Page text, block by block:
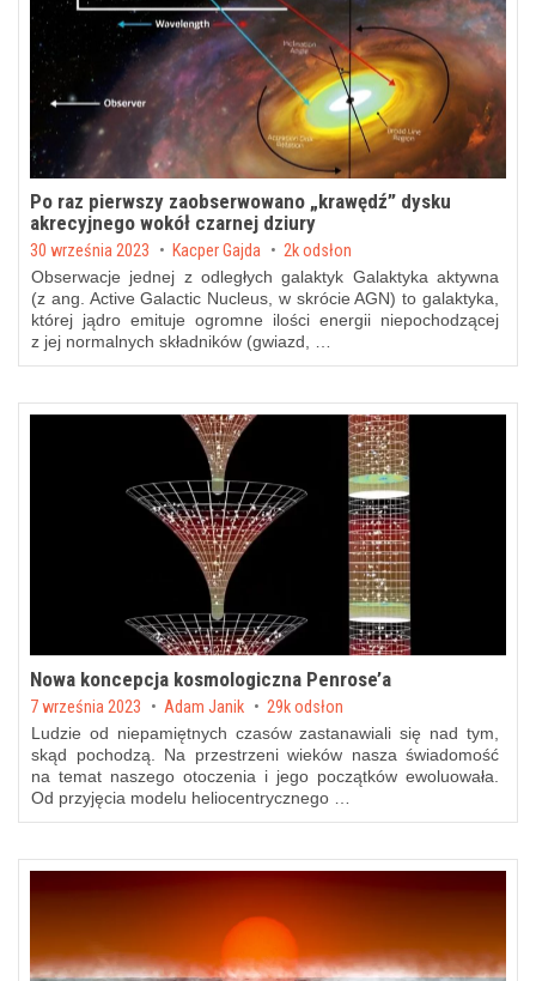
Po raz pierwszy zaobserwowano „krawędź” dysku
akrecyjnego wokół czarnej dziury
Posted on
30 września 2023 by Kacper Gajda 2k odsłon
Obserwacje jednej z odległych galaktyk Galaktyka aktywna
(z ang. Active Galactic Nucleus, w skrócie AGN) to galaktyka,
której jądro emituje ogromne ilości energii niepochodzącej
z jej normalnych składników (gwiazd, …
Nowa koncepcja kosmologiczna Penrose’a
Posted on
7 września 2023 by Adam Janik 29k odsłon
Ludzie od niepamiętnych czasów zastanawiali się nad tym,
skąd pochodzą. Na przestrzeni wieków nasza świadomość
na temat naszego otoczenia i jego początków ewoluowała.
Od przyjęcia modelu heliocentrycznego …